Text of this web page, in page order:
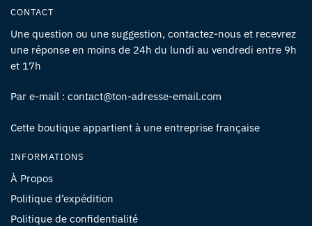
CONTACT
Une question ou une suggestion, contactez-nous et recevrez
une réponse en moins de 24h du lundi au vendredi entre 9h
et 17h
Par e-mail : contact@ton-adresse-email.com
Cette boutique appartient à une entreprise française
INFORMATIONS
À Propos
Politique d’expédition
Politique de confidentialité